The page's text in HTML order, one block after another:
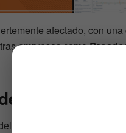
afectado, con
empresas como
Tom Lee
mercado fue exagerada.